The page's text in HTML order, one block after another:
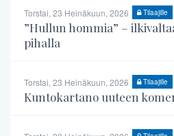
Torstai, 23 Heinäkuun, 2026 Tilaajille
”Hullun hommia” –
pihalla
Torstai, 23 Heinäkuun, 2026 Tilaajille
Kuntokartano uuteen